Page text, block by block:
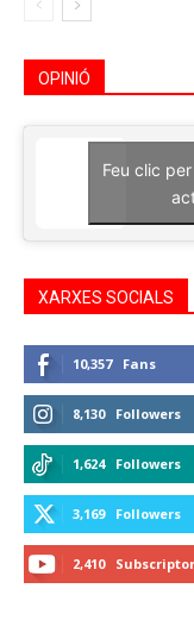
OPINIÓ
Feu clic
XARXES SOCIALS
10,357 Fans
8,130 Followers
1,624 Followers
3,169 Followers
2,410